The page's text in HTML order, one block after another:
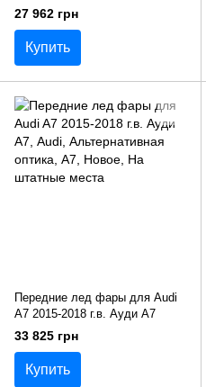
27 962 грн
Купить
Передние лед фары для Audi
A7 2015-2018 г.в. Ауди А7
33 825 грн
Купить